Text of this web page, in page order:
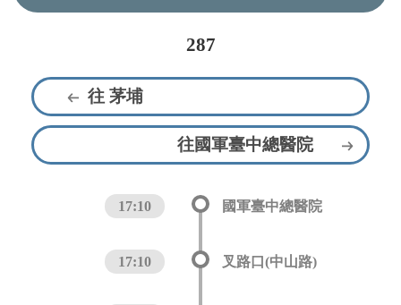
287
往 茅埔
往國軍臺中總醫院
17:10 國軍臺中總醫院
17:10 叉路口(中山路)